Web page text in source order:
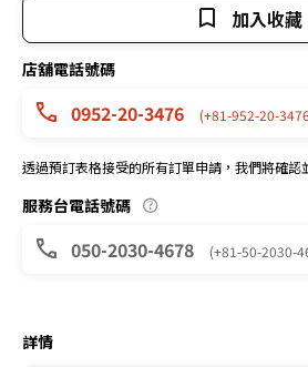
加入收藏
店舖電話號碼
0952-20-3476 (+81-952-20-
透過預訂表格接受的所有訂單申請，我們將確認
服務台電話號碼
050-2030-4678 (+81-50-2030-
詳情